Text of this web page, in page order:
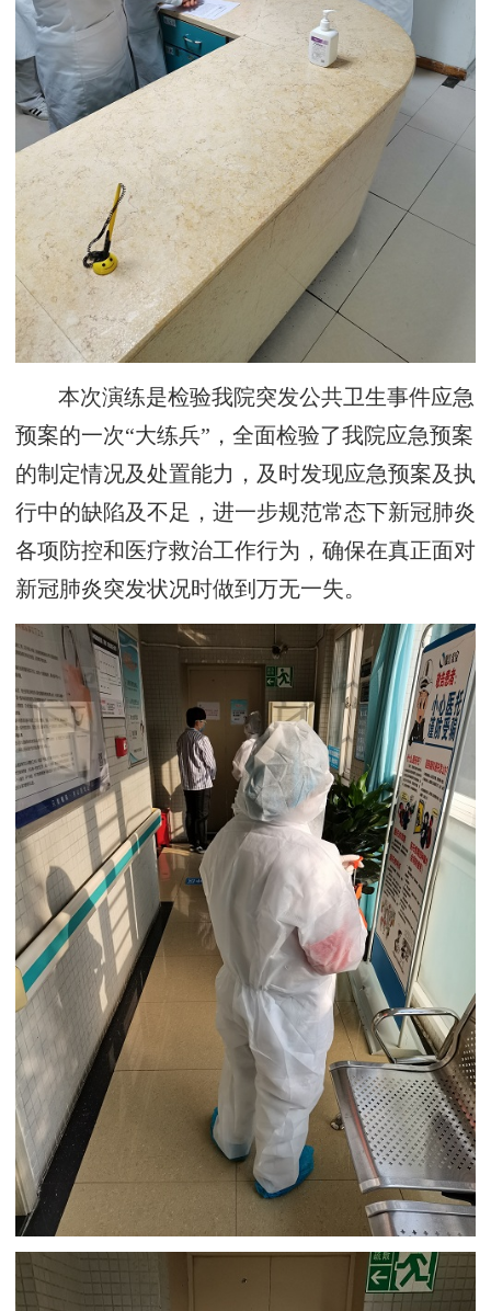
本次演练是检验我院突发公共卫生事件应急
预案的一次“大练兵”，全面检验了我院应急预案
的制定情况及处置能力，及时发现应急预案及执
行中的缺陷及不足，进一步规范常态下新冠肺炎
各项防控和医疗救治工作行为，确保在真正面对
新冠肺炎突发状况时做到万无一失。